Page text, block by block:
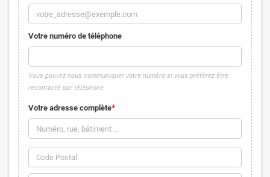
Votre numéro de téléphone
Vous pouvez nous communiquer votre numéro si vous préférez être
recontacté par téléphone.
Votre adresse complète